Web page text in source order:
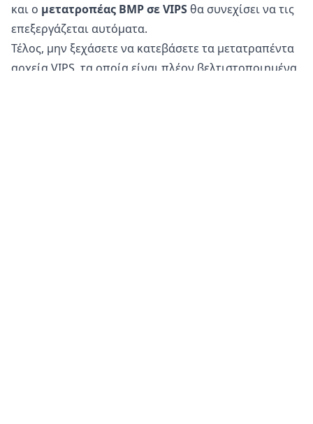
και ο μετατροπέας BMP σε VIPS θα συνεχίσει να τις
επεξεργάζεται αυτόματα.
Τέλος, μην ξεχάσετε να κατεβάσετε τα μετατραπέντα
αρχεία VIPS, τα οποία είναι πλέον βελτιστοποιημένα